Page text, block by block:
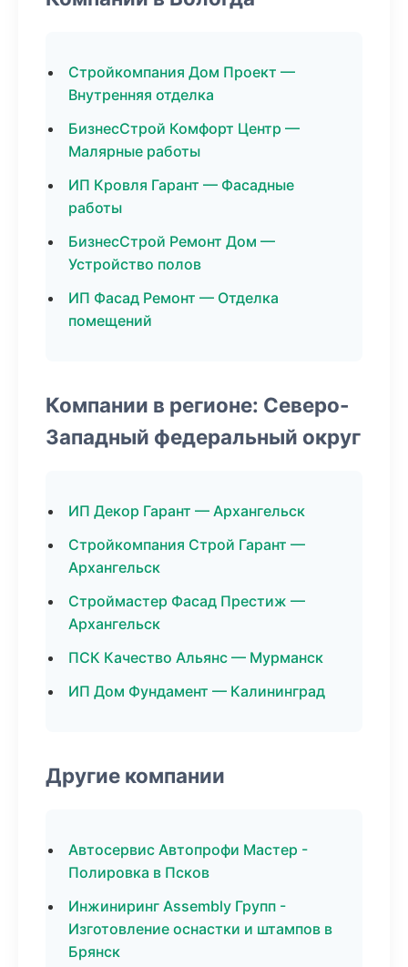
Стройкомпания Дом Проект —
Внутренняя отделка
БизнесСтрой Комфорт Центр —
Малярные работы
ИП Кровля Гарант — Фасадные
работы
БизнесСтрой Ремонт Дом —
Устройство полов
ИП Фасад Ремонт — Отделка
помещений
Компании в регионе: Северо-
Западный федеральный округ
ИП Декор Гарант — Архангельск
Стройкомпания Строй Гарант —
Архангельск
Строймастер Фасад Престиж —
Архангельск
ПСК Качество Альянс — Мурманск
ИП Дом Фундамент — Калининград
Другие компании
Автосервис Автопрофи Мастер -
Полировка в Псков
Инжиниринг Assembly Групп -
Изготовление оснастки и штампов в
Брянск